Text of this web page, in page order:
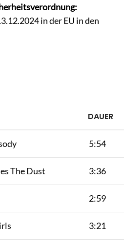
in der EU in den
DAUER
5:54
The Dust 3:36
2:59
3:21